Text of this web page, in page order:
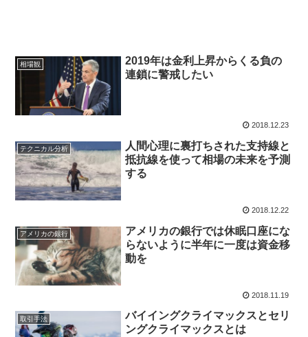
相場観
2019年は金利上昇からくる負の
連鎖に警戒したい
2018.12.23
テクニカル分析
人間心理に裏打ちされた支持線と
抵抗線を使って相場の未来を予測
する
2018.12.22
アメリカの銀行
アメリカの銀行では休眠口座にな
らないように半年に一度は資金移
動を
2018.11.19
取引手法
バイイングクライマックスとセリ
ングクライマックスとは